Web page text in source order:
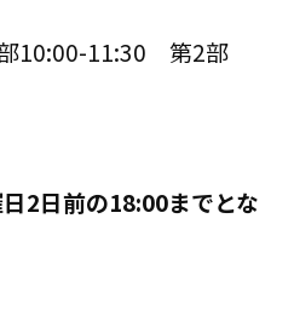
10:00-11:30 第2部
2日前の18:00までとな